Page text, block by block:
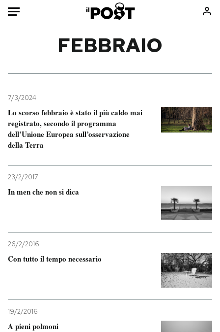
Mondo
Politica
Tecnologia
Internet
Cultura
Economia
Sport
Consumismi
Ok Boomer!
Europa
Mondiali calcio 2026
PODCAST
FEBBRAIO
7/3/2024
Lo scorso febbraio è stato il più caldo mai
registrato, secondo il programma
dell’Unione Europea sull’osservazione
della Terra
23/2/2017
In men che non si dica
26/2/2016
Con tutto il tempo necessario
19/2/2016
A pieni polmoni